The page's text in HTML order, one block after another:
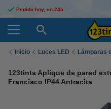
Pedido hoy, en 24h
Inicio Luces LED Lámparas
123tinta Aplique de pared
Francisco IP44 Antracita